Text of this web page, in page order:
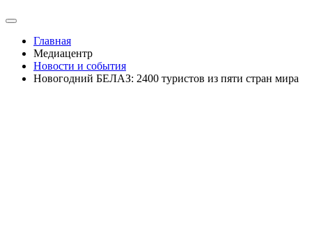
Главная
Медиацентр
Новости и события
Новогодний БЕЛАЗ: 2400 туристов из пяти стран мира